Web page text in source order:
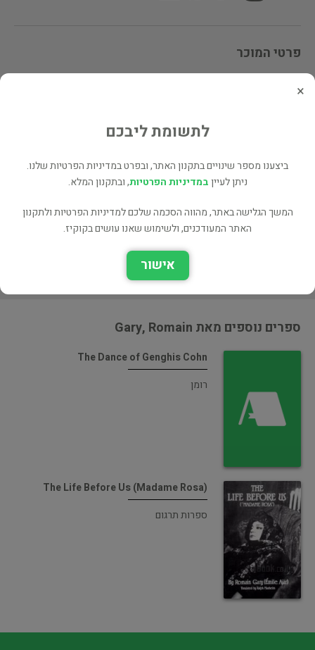
פרטי המוכר
מוכרי findabook.co.il
ספרים נוספים למכירה של findabook.co.il
עוד ספרים מאותו מחבר/ת - Gary, Romain (2 כותרים)
כל הספרים מהוצאת New Directions (7 כותרים)
בעל הספר? לחץ כאן לעריכה/הסרה
מוכר ספר זהה? לחץ כאן להוספה למאגר
ספרים נוספים מאת Gary, Romain
The Dance of Genghis Cohn
רומן
(The Life Before Us (Madame Rosa
ספרות תרגום
×
לתשומת ליבכם
ביצענו מספר שינויים בתקנון האתר, ובפרט במדיניות הפרטיות שלנו.
ניתן לעייןבמדיניות הפרטיות, ובתקנון המלא.
המשך הגלישה באתר, מהווה הסכמה שלכם למדיניות הפרטיות ולתקנון
האתר המעודכנים, ולשימוש שאנו עושים בקוקיז.
אישור